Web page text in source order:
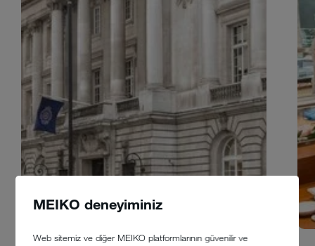
MEIKO deneyiminiz
Web sitemiz ve diğer MEIKO platformlarının güvenilir ve